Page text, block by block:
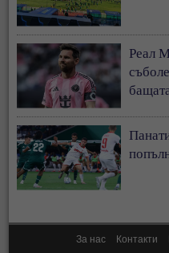
Реал
За нас Контакти